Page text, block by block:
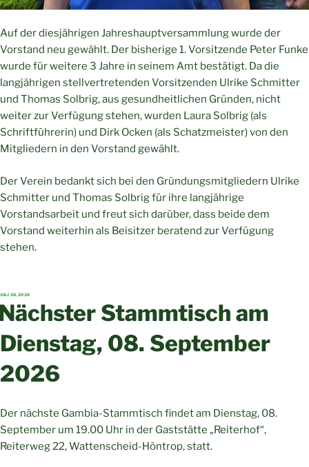
Auf der diesjährigen Jahreshauptversammlung wurde der
Vorstand neu gewählt. Der bisherige 1. Vorsitzende Peter Funke
wurde für weitere 3 Jahre in seinem Amt bestätigt. Da die
langjährigen stellvertretenden Vorsitzenden Ulrike Schmitter
und Thomas Solbrig, aus gesundheitlichen Gründen, nicht
weiter zur Verfügung stehen, wurden Laura Solbrig (als
Schriftführerin) und Dirk Ocken (als Schatzmeister) von den
Mitgliedern in den Vorstand gewählt.
Der Verein bedankt sich bei den Gründungsmitgliedern Ulrike
Schmitter und Thomas Solbrig für ihre langjährige
Vorstandsarbeit und freut sich darüber, dass beide dem
Vorstand weiterhin als Beisitzer beratend zur Verfügung
stehen.
VERÖFFENTLICHT
JULI 28, 2026
Stammtisch am
Dienstag, 08. September
2026
Der nächste Gambia-Stammtisch findet am Dienstag, 08.
September um 19.00 Uhr in der Gaststätte „Reiterhof“,
Reiterweg 22, Wattenscheid-Höntrop, statt.